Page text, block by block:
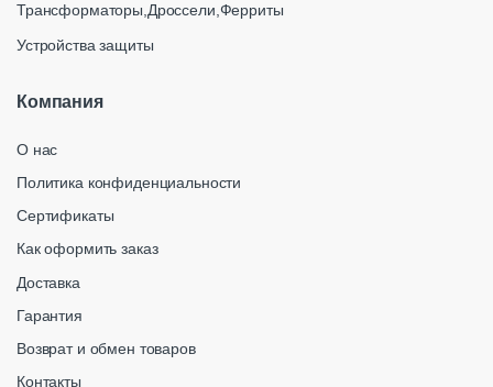
Трансформаторы,Дроссели,Ферриты
Устройства защиты
Компания
О нас
Политика конфиденциальности
Сертификаты
Как оформить заказ
Доставка
Гарантия
Возврат и обмен товаров
Контакты